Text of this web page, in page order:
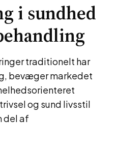
i sundhed
traditionelt har
bevæger markedet
og sund livsstil
del af